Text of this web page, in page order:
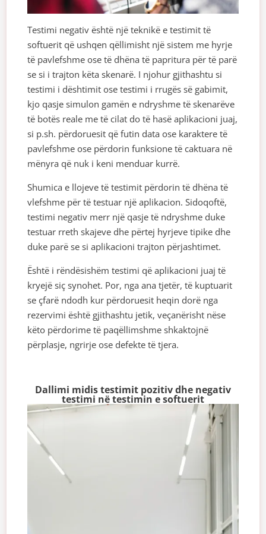
Testimi negativ është një teknikë e testimit të
softuerit që ushqen qëllimisht një sistem me hyrje
të pavlefshme ose të dhëna të papritura për të parë
se si i trajton këta skenarë. I njohur gjithashtu si
testimi i dështimit ose testimi i rrugës së gabimit,
kjo qasje simulon gamën e ndryshme të skenarëve
të botës reale me të cilat do të hasë aplikacioni juaj,
si p.sh. përdoruesit që futin data ose karaktere të
pavlefshme ose përdorin funksione të caktuara në
mënyra që nuk i keni menduar kurrë.
Shumica e llojeve të testimit përdorin të dhëna të
vlefshme për të testuar një aplikacion. Sidoqoftë,
testimi negativ merr një qasje të ndryshme duke
testuar rreth skajeve dhe përtej hyrjeve tipike dhe
duke parë se si aplikacioni trajton përjashtimet.
Është i rëndësishëm testimi që aplikacioni juaj të
kryejë siç synohet. Por, nga ana tjetër, të kuptuarit
se çfarë ndodh kur përdoruesit heqin dorë nga
rezervimi është gjithashtu jetik, veçanërisht nëse
këto përdorime të paqëllimshme shkaktojnë
përplasje, ngrirje ose defekte të tjera.
Dallimi midis testimit pozitiv dhe negativ
testimi në testimin e softuerit